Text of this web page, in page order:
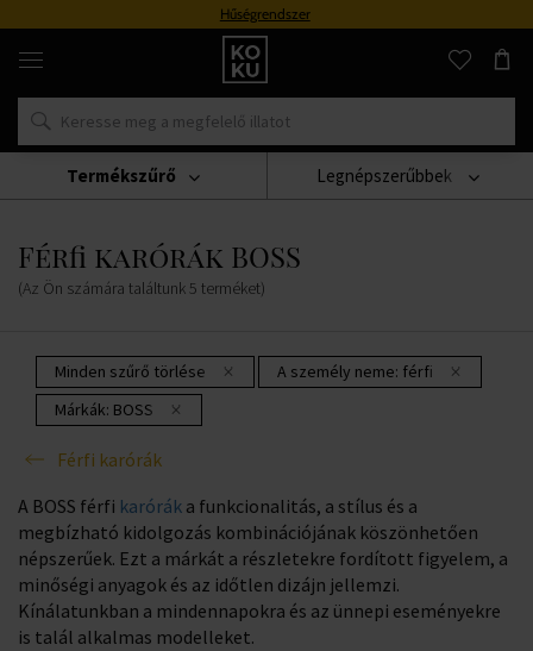
Hűségrendszer
Eredeti
parfümök
órák
egy
Karórák Férfi Karórák Férfi Karórák BOSS
Férfi karórák BOSS
(Az Ön számára találtunk 5 terméket)
Legnépszerűbbek
Minden szűrő törlése A személy neme: férfi
Márkák: BOSS
Férfi karórák
Termékszűrő
A BOSS férfi karórák a funkcionalitás, a stílus és a
megbízható kidolgozás kombinációjának köszönhetően
népszerűek. Ezt a márkát a részletekre fordított figyelem, a
minőségi anyagok és az időtlen dizájn jellemzi.
Kínálatunkban a mindennapokra és az ünnepi eseményekre
is talál alkalmas modelleket.